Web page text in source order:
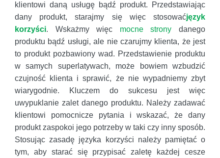
klientowi daną usługę bądź produkt. Przedstawiając
dany produkt, starajmy się więc stosowaćjęzyk
korzyści. Wskażmy więc mocne strony danego
produktu bądź usługi, ale nie czarujmy klienta, że jest
to produkt pozbawiony wad. Przedstawienie produktu
w samych superlatywach, może bowiem wzbudzić
czujność klienta i sprawić, że nie wypadniemy zbyt
wiarygodnie. Kluczem do sukcesu jest więc
uwypuklanie zalet danego produktu. Należy zadawać
klientowi pomocnicze pytania i wskazać, że dany
produkt zaspokoi jego potrzeby w taki czy inny sposób.
Stosując zasadę języka korzyści należy pamiętać o
tym, aby starać się przypisać zaletę każdej cesze